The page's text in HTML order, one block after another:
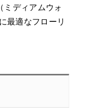
ミディアムウォ
最適なフローリ